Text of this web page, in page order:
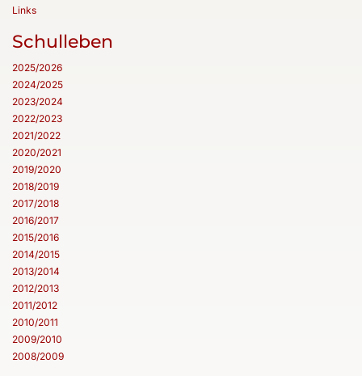
Links
Schulleben
2025/2026
2024/2025
2023/2024
2022/2023
2021/2022
2020/2021
2019/2020
2018/2019
2017/2018
2016/2017
2015/2016
2014/2015
2013/2014
2012/2013
2011/2012
2010/2011
2009/2010
2008/2009